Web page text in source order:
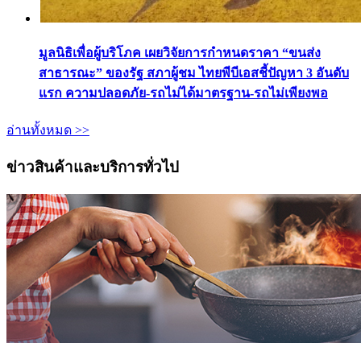
มูลนิธิเพื่อผู้บริโภค เผยวิจัยการกำหนดราคา “ขนส่ง
สาธารณะ” ของรัฐ สภาผู้ชม ไทยพีบีเอสชี้ปัญหา 3 อันดับ
แรก ความปลอดภัย-รถไม่ได้มาตรฐาน-รถไม่เพียงพอ
อ่านทั้งหมด >>
ข่าวสินค้าและบริการทั่วไป